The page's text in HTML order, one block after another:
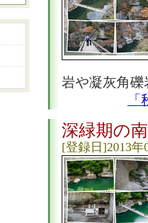
岩や凝灰角礫
深緑期の
[登録日]2013年